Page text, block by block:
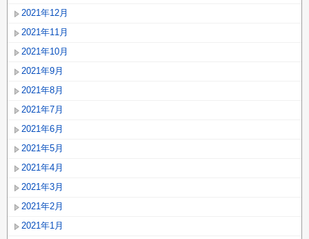
2021年12月
2021年11月
2021年10月
2021年9月
2021年8月
2021年7月
2021年6月
2021年5月
2021年4月
2021年3月
2021年2月
2021年1月